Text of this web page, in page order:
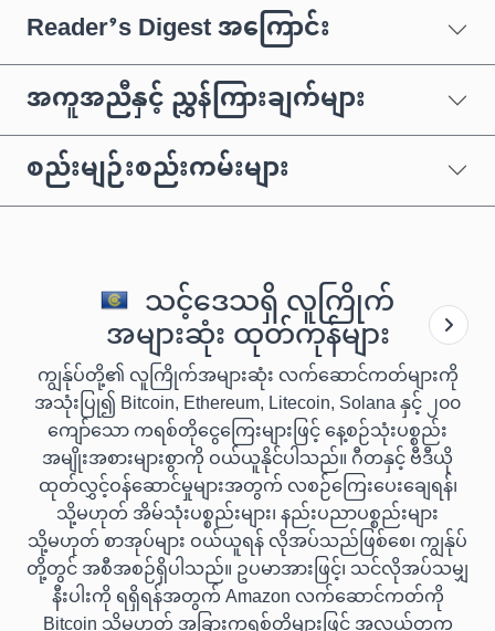
Reader’s Digest အကြောင်း
အကူအညီနှင့် ညွှန်ကြားချက်များ
စည်းမျဉ်းစည်းကမ်းများ
သင့်ဒေသရှိ လူကြိုက်
အများဆုံး ထုတ်ကုန်များ
ကျွန်ုပ်တို့၏ လူကြိုက်အများဆုံး လက်ဆောင်ကတ်များကို
အသုံးပြု၍ Bitcoin, Ethereum, Litecoin, Solana နှင့် ၂၀၀
ကျော်သော ကရစ်တိုငွေကြေးများဖြင့် နေ့စဉ်သုံးပစ္စည်း
အမျိုးအစားများစွာကို ဝယ်ယူနိုင်ပါသည်။ ဂီတနှင့် ဗီဒီယို
ထုတ်လွှင့်ဝန်ဆောင်မှုများအတွက် လစဉ်ကြေးပေးချေရန်၊
သို့မဟုတ် အိမ်သုံးပစ္စည်းများ၊ နည်းပညာပစ္စည်းများ
သို့မဟုတ် စာအုပ်များ ဝယ်ယူရန် လိုအပ်သည်ဖြစ်စေ၊ ကျွန်ုပ်
တို့တွင် အစီအစဉ်ရှိပါသည်။ ဥပမာအားဖြင့်၊ သင်လိုအပ်သမျှ
နီးပါးကို ရရှိရန်အတွက် Amazon လက်ဆောင်ကတ်ကို